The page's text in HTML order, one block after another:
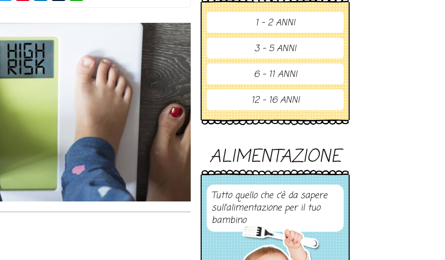
1 - 2 ANNI
3 - 5 ANNI
6 - 11 ANNI
12 - 16 ANNI
ALIMENTAZIONE
Tutto quello che c’è da sapere
sull’alimentazione per il tuo
bambino